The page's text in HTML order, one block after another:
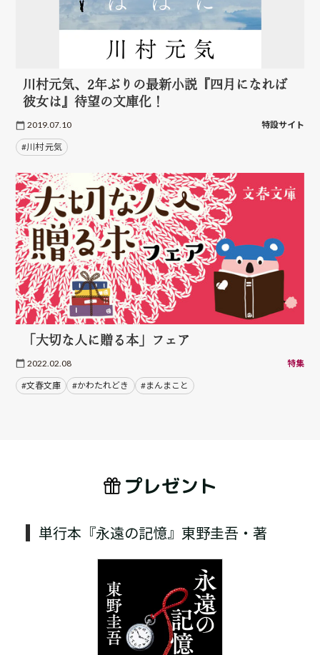
川村元気、2年ぶりの最新小説『四月になれば
彼女は』待望の文庫化！
2019.07.10 特設サイト
#川村 元気
「大切な人に贈る本」フェア
2022.02.08 特集
#文春文庫 #かわたれどき #まんまこと
プレゼント
単行本『永遠の記憶』東野圭吾・著